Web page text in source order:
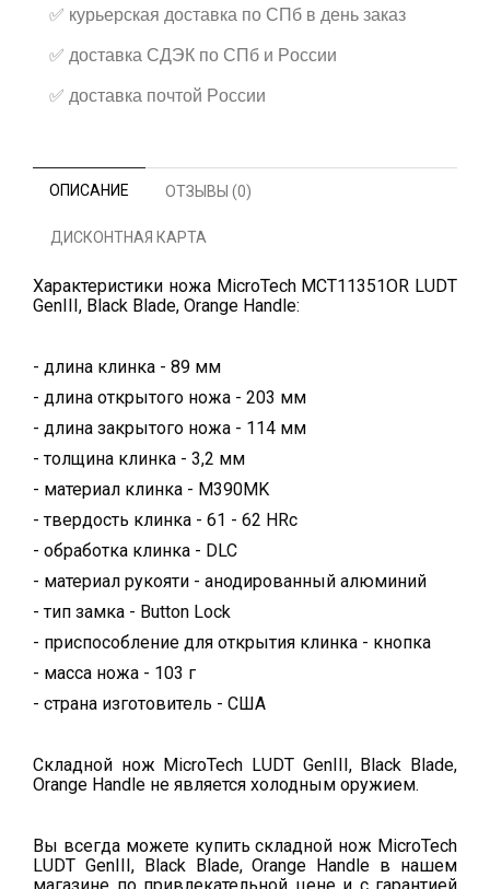
✅ курьерская доставка по СПб в день заказ
✅ доставка СДЭК по СПб и России
✅ доставка почтой России
ОПИСАНИЕ ОТЗЫВЫ (0)
ДИСКОНТНАЯ КАРТА
Характеристики ножа MicroTech MCT11351OR LUDT
GenIII, Black Blade, Orange Handle:
- длина клинка - 89 мм
- длина открытого ножа - 203 мм
- длина закрытого ножа - 114 мм
- толщина клинка - 3,2 мм
- материал клинка - M390MK
- твердость клинка - 61 - 62 HRc
- обработка клинка - DLC
- материал рукояти - анодированный алюминий
- тип замка - Button Lock
- приспособление для открытия клинка - кнопка
- масса ножа - 103 г
- страна изготовитель - США
Складной нож MicroTech LUDT GenIII, Black Blade,
Orange Handle не является холодным оружием.
Вы всегда можете купить складной нож MicroTech
LUDT GenIII, Black Blade, Orange Handle в нашем